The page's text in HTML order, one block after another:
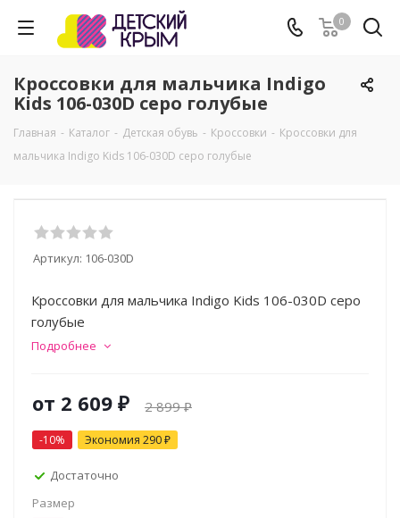
0
Кроссовки для мальчика Indigo
Kids 106-030D серо голубые
Главная - Каталог - Детская обувь - Кроссовки - Кроссовки для
мальчика Indigo Kids 106-030D серо голубые
Артикул: 106-030D
Кроссовки для мальчика Indigo Kids 106-030D серо
голубые
Подробнее
от 2 609 ₽ 2 899 ₽
-10% Экономия 290 ₽
Достаточно
Размер